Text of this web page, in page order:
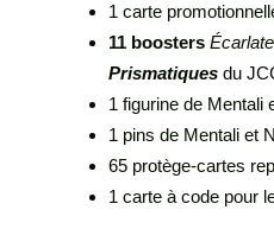
1 carte
11 boosters
Prismatiques du
1 figurine de Mentali
1 pins de Mentali et
65 protège-cartes
1 carte à code pour